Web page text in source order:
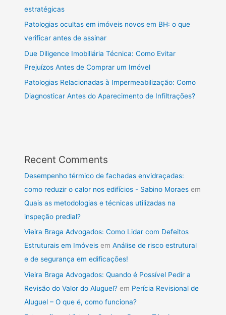
estratégicas
Patologias ocultas em imóveis novos em BH: o que
verificar antes de assinar
Due Diligence Imobiliária Técnica: Como Evitar
Prejuízos Antes de Comprar um Imóvel
Patologias Relacionadas à Impermeabilização: Como
Diagnosticar Antes do Aparecimento de Infiltrações?
Recent Comments
Desempenho térmico de fachadas envidraçadas:
como reduzir o calor nos edifícios - Sabino Moraes em
Quais as metodologias e técnicas utilizadas na
inspeção predial?
Vieira Braga Advogados: Como Lidar com Defeitos
Estruturais em Imóveis emAnálise de risco estrutural
e de segurança em edificações!
Vieira Braga Advogados: Quando é Possível Pedir a
Revisão do Valor do Aluguel? em Perícia Revisional de
Aluguel – O que é, como funciona?